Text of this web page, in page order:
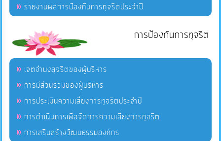
รายงานผลการป้องกันการทุจริตประจำปี
การป้องกันการทุจริต
เจตจำนงสุจริตของผู้บริหาร
การมีส่วนร่วมของผู้บริหาร
การประเมินความเสี่ยงการทุจริตประจำปี
การดำเนินการเพื่อจัดการความเสี่ยงการทุจริต
การเสริมสร้างวัฒนธรรมองค์กร